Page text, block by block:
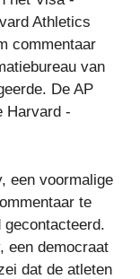
Athletics
commentaar
van
De AP
Harvard -
een voormalige
te
gecontacteerd.
een democraat
dat de atleten